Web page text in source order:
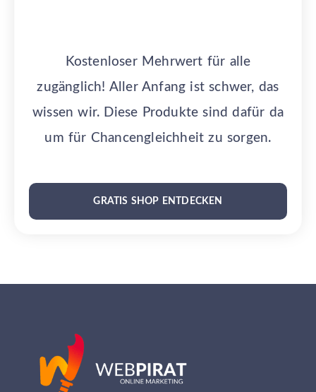
Kostenloser Mehrwert für alle
zugänglich! Aller Anfang ist schwer, das
wissen wir. Diese Produkte sind dafür da
um für Chancengleichheit zu sorgen.
GRATIS SHOP ENTDECKEN